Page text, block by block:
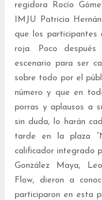
regidora Rocío
IMJU Patricia
que los participantes
roja. Poco
escenario para ser
sobre todo por el
número y que en
porras y aplausos a
sin duda, lo harán
tarde en la plaza
calificador integrado
González Maya,
Flow, dieron a
participaron en esta